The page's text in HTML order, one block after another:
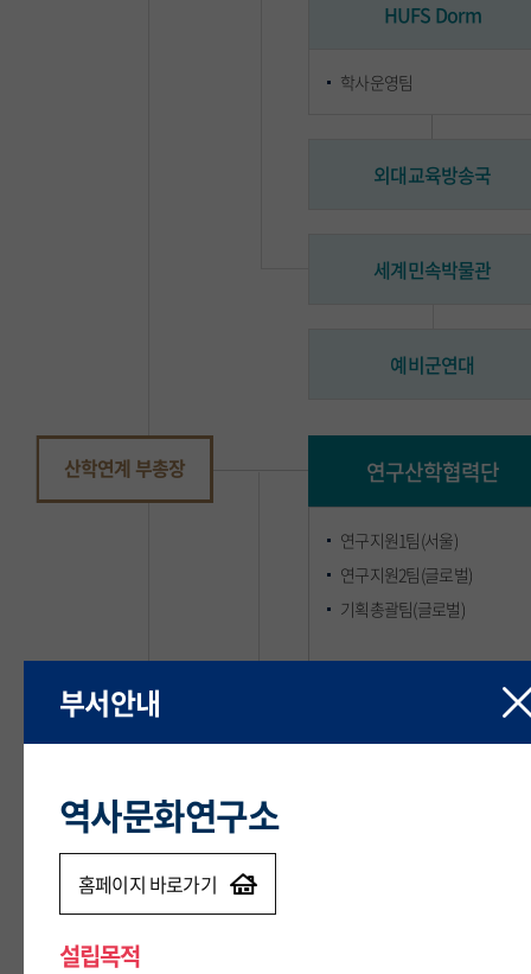
HUFS Dorm
학사운영팀
외대교육방송국
세계민속박물관
예비군연대
산학연계 부총장 연구산학협력단
연구지원1팀(서울)
연구지원2팀(글로벌)
기획총괄팀(글로벌)
창업보육센터
부서안내
역사문화연구소
홈페이지 바로가기
설립목적
부서안내
역사문화연구소
홈페이지 바로가기
설립목적